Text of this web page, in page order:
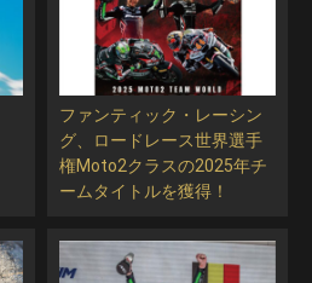
ファンティック・レーシン
グ、ロードレース世界選手
権Moto2クラスの2025年チ
ームタイトルを獲得！